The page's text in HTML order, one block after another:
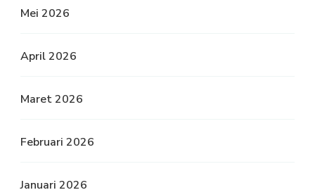
Mei 2026
April 2026
Maret 2026
Februari 2026
Januari 2026